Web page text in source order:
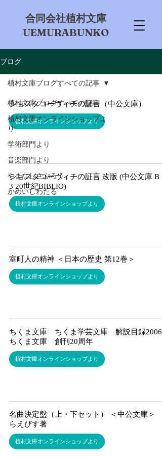
​合同会社植村文庫
UEMURABUNKO
ブログ
植村文庫ブログすべての記事
植村文庫オンラインショップよ
り
学術部門より
音楽部門より
やまなしさぶろう
かめいしわたる
植村文庫ブログすべての記事
ショスタコーヴィチの証言（中公文庫）
植村文庫オンラインショップより
ショスタコーヴィチの証言 改版 (中公文庫 B
3 20世紀BIBLIO)
植村文庫オンラインショップより
室町人の精神 ＜日本の歴史 第12巻＞
植村文庫オンラインショップより
ちくま文庫 ちくま学芸文庫 解説目録
ちくま文庫 創刊20周年
植村文庫オンラインショップより
名曲決定盤（上・下セット） ＜中公文庫＞
らえびす著
植村文庫オンラインショップより